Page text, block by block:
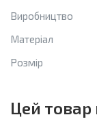
Виробництво
Матеріал
Розмір
Цей товар